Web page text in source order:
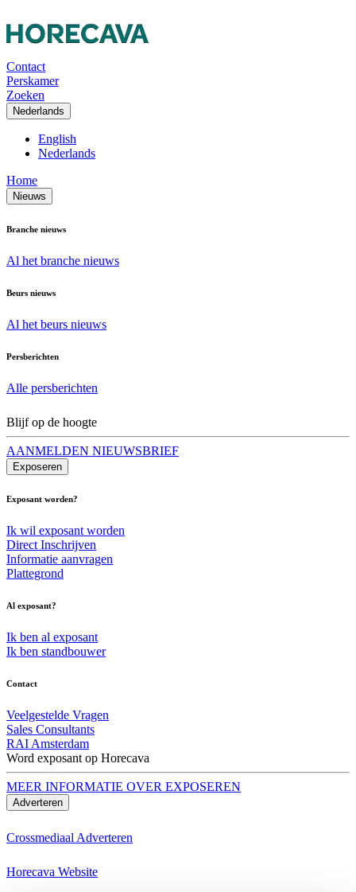
Contact
Perskamer
Zoeken
Nederlands
English
Nederlands
Home
Nieuws
Branche nieuws
Al het branche nieuws
Beurs nieuws
Al het beurs nieuws
Persberichten
Alle persberichten
Blijf op de hoogte
AANMELDEN NIEUWSBRIEF
Exposeren
Exposant worden?
Ik wil exposant worden
Direct Inschrijven
Informatie aanvragen
Plattegrond
Al exposant?
Ik ben al exposant
Ik ben standbouwer
Contact
Veelgestelde Vragen
Sales Consultants
RAI Amsterdam
Word exposant op Horecava
MEER INFORMATIE OVER EXPOSEREN
Adverteren
Crossmediaal Adverteren
Horecava Website